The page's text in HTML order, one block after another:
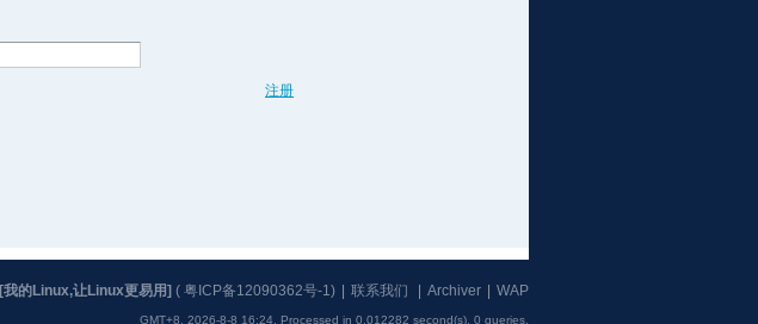
注册
[我的Linux,让Linux更易用] ( 粤ICP备12090362号-1) 联系我们 Archiver WAP
GMT+8, 2026-8-8 16:24, Processed in 0.012282 second(s), 0 queries